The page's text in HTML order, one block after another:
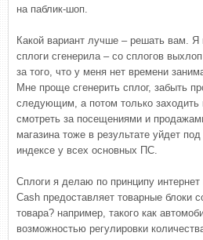
на паблик-шоп.
Какой вариант лучше – решать вам. Я
сплоги сгенерила – со сплогов
за того, что у меня нет времени
Мне проще сгенерить сплог, забыть
следующим, а потом только заходить
смотреть за посещениями и
магазина тоже в результате уйдет
индексе у всех основных ПС.
Сплоги я делаю по принципу интернет
Cash предоставляет товарные блоки
товара? например, такого как
возможностью регулировки